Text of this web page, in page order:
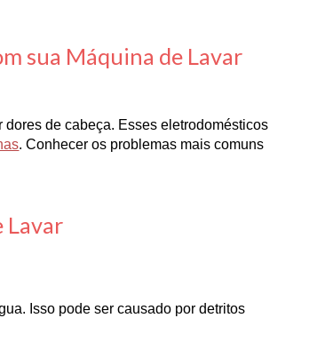
sua Máquina de Lavar
de cabeça. Esses eletrodomésticos
. Conhecer os problemas mais comuns
Lavar
Isso pode ser causado por detritos